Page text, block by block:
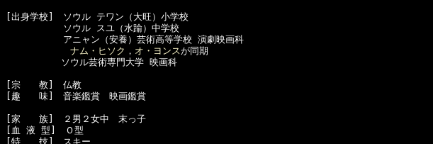
[出身学校]　ソウル テワン（大旺）小学校
  　　　　　ソウル スユ（水踰）中学校
  　　　　　アニャン（安養）芸術高等学校 演劇映画科
ナム・ヒソク ， オ・ヨンスが同期
ソウル芸術専門大学 映画科
[宗　　教]　仏教
[趣　　味]　音楽鑑賞　映画鑑賞
[家　　族]　２男２女中　末っ子
[血 液 型]　Ｏ型
[特　　技]　スキー